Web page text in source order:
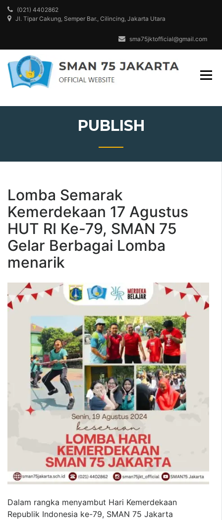
Skip
(021) 4402862
Jl. Tipar Cakung, Semper Bar., Cilincing, Jakarta Utara
sma75jktofficial@gmail.com
Berakhlak
PUBLISH
Lomba Semarak
Kemerdekaan 17 Agustus
HUT RI Ke-79, SMAN 75
Gelar Berbagai Lomba
menarik
Dalam rangka menyambut Hari Kemerdekaan
Republik Indonesia ke-79, SMAN 75 Jakarta